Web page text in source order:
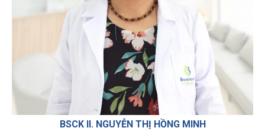
BSCK II. NGUYỄN THỊ HỒNG MINH